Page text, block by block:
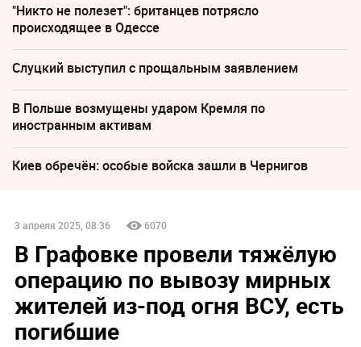
"Никто не полезет": британцев потрясло
происходящее в Одессе
Слуцкий выступил с прощальным заявлением
В Польше возмущены ударом Кремля по
иностранным активам
Киев обречён: особые войска зашли в Чернигов
3 апреля 2025, 08:36 6070
В Графовке провели тяжёлую
операцию по вывозу мирных
жителей из-под огня ВСУ, есть
погибшие